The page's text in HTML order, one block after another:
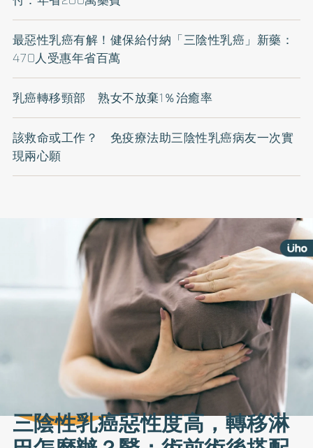
最惡性乳癌有解！健保給付納「三陰性乳癌」新藥：
470人受惠年省百萬
乳癌轉移頸部 熟女不放棄1％治癒率
該救命或工作？ 免疫療法助三陰性乳癌病友一次實
現兩心願
三陰性乳癌惡性度高，轉移淋